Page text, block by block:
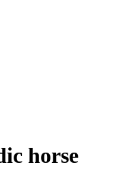
horse